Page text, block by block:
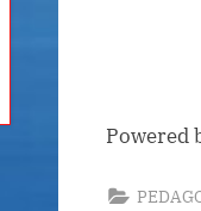
Powered